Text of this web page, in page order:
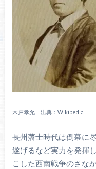
木戸孝允 出典：Wikipedia
長州藩士時代は倒幕に
遂げるなど実力を発揮
こした西南戦争のさな